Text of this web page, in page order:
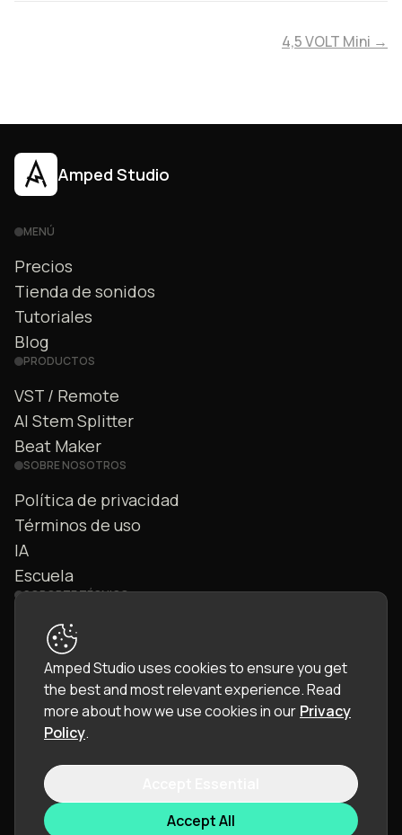
4,5 VOLT Mini →
Amped Studio
MENÚ
Precios
Tienda de sonidos
Tutoriales
Blog
PRODUCTOS
VST / Remote
AI Stem Splitter
Beat Maker
SOBRE NOSOTROS
Política de privacidad
Términos de uso
IA
Escuela
SOPORTE TÉCNICO
Contáctanos
Preguntas frecuentes
Comunidad
Manual
© 2026 LettoPro SA. All rights reserved.
Idioma:
Español (ES)
Amped Studio uses cookies to ensure you get
the best and most relevant experience.Read
more about how we use cookies in our Privacy
Policy.
Accept All